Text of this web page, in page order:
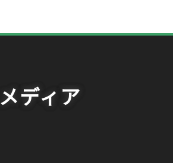
メディア